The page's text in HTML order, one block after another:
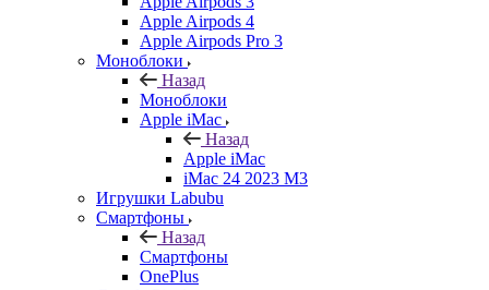
Apple Airpods 4
Apple Airpods Pro 3
Моноблоки
Назад
Моноблоки
Apple iMac
Назад
Apple iMac
iMac 24 2023 M3
Игрушки Labubu
Смартфоны
Назад
Смартфоны
OnePlus